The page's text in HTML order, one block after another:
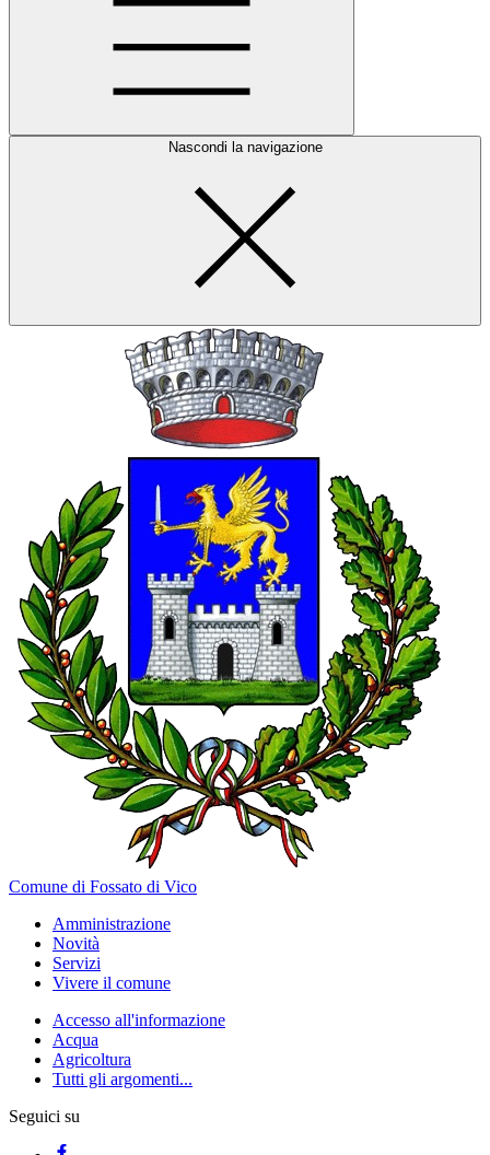
Nascondi la navigazione
Comune di Fossato di Vico
Amministrazione
Novità
Servizi
Vivere il comune
Accesso all'informazione
Acqua
Agricoltura
Tutti gli argomenti...
Seguici su